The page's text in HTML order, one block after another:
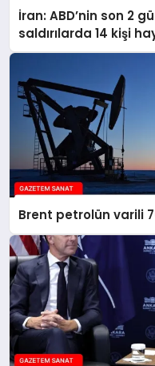
İran: ABD’nin son 2
saldırılarda 14 kişi
Brent petrolün varili